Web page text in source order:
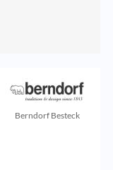
Berndorf Besteck